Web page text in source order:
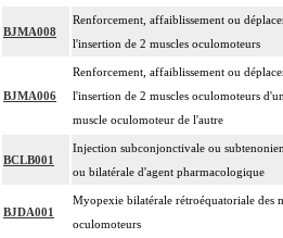
BJMA008
Renforcement, affaiblissement ou
l'insertion de 2 muscles oculomoteurs
BJMA006
Renforcement, affaiblissement ou
l'insertion de 2 muscles oculomoteurs
muscle oculomoteur de l'autre
BCLB001
Injection subconjonctivale ou
ou bilatérale d'agent pharmacologique
BJDA001
Myopexie bilatérale rétroéquatoriale des
oculomoteurs